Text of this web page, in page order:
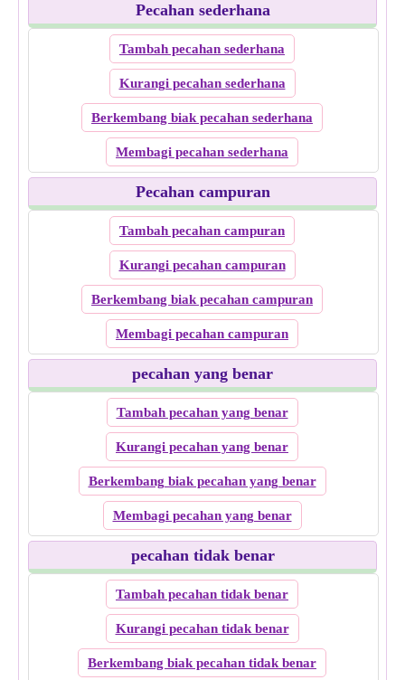
Pecahan sederhana
Tambah pecahan sederhana
Kurangi pecahan sederhana
Berkembang biak pecahan sederhana
Membagi pecahan sederhana
Pecahan campuran
Tambah pecahan campuran
Kurangi pecahan campuran
Berkembang biak pecahan campuran
Membagi pecahan campuran
pecahan yang benar
Tambah pecahan yang benar
Kurangi pecahan yang benar
Berkembang biak pecahan yang benar
Membagi pecahan yang benar
pecahan tidak benar
Tambah pecahan tidak benar
Kurangi pecahan tidak benar
Berkembang biak pecahan tidak benar